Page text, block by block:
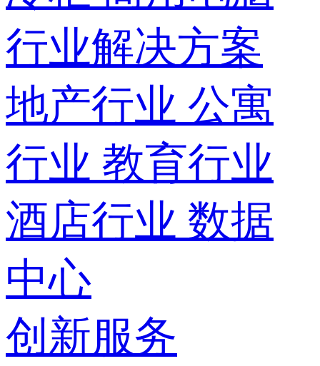
行业解决方案
地产行业 公寓
行业 教育行业
酒店行业 数据
中心
创新服务